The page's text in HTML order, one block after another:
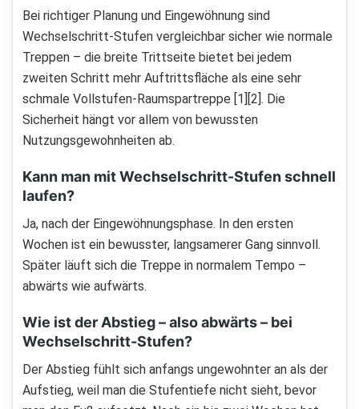
Bei richtiger Planung und Eingewöhnung sind
Wechselschritt-Stufen vergleichbar sicher wie normale
Treppen – die breite Trittseite bietet bei jedem
zweiten Schritt mehr Auftrittsfläche als eine sehr
schmale Vollstufen-Raumspartreppe [1][2]. Die
Sicherheit hängt vor allem von bewussten
Nutzungsgewohnheiten ab.
Kann man mit Wechselschritt-Stufen schnell
laufen?
Ja, nach der Eingewöhnungsphase. In den ersten
Wochen ist ein bewusster, langsamerer Gang sinnvoll.
Später läuft sich die Treppe in normalem Tempo –
abwärts wie aufwärts.
Wie ist der Abstieg – also abwärts – bei
Wechselschritt-Stufen?
Der Abstieg fühlt sich anfangs ungewohnter an als der
Aufstieg, weil man die Stufentiefe nicht sieht, bevor